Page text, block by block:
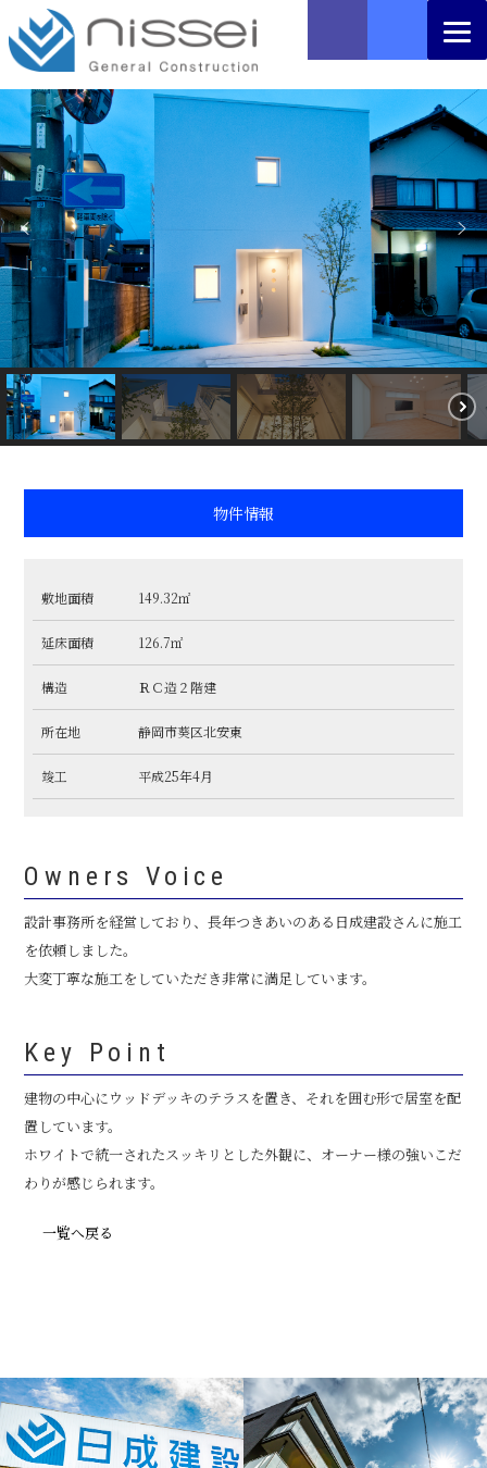
物件情報
敷地面積 149.32㎡
延床面積 126.7㎡
構造 ＲＣ造２階建
所在地 静岡市葵区北安東
竣工 平成25年4月
Owners Voice
設計事務所を経営しており、長年つきあいのある日成建設さんに施工
を依頼しました。
大変丁寧な施工をしていただき非常に満足しています。
Key Point
建物の中心にウッドデッキのテラスを置き、それを囲む形で居室を配
置しています。
ホワイトで統一されたスッキリとした外観に、オーナー様の強いこだ
わりが感じられます。
一覧へ戻る